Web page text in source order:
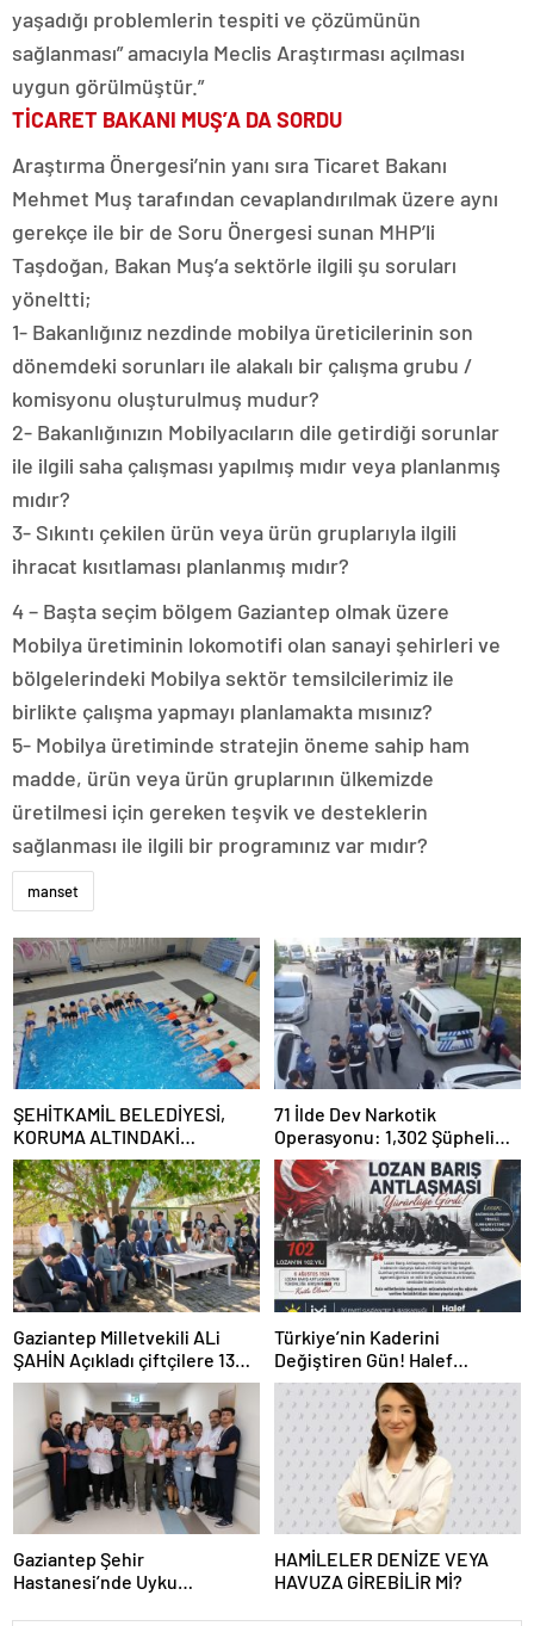
yaşadığı problemlerin tespiti ve çözümünün
sağlanması” amacıyla Meclis Araştırması açılması
uygun görülmüştür.”
TİCARET BAKANI MUŞ’A DA SORDU
Araştırma Önergesi’nin yanı sıra Ticaret Bakanı
Mehmet Muş tarafından cevaplandırılmak üzere aynı
gerekçe ile bir de Soru Önergesi sunan MHP’li
Taşdoğan, Bakan Muş’a sektörle ilgili şu soruları
yöneltti;
1- Bakanlığınız nezdinde mobilya üreticilerinin son
dönemdeki sorunları ile alakalı bir çalışma grubu /
komisyonu oluşturulmuş mudur?
2- Bakanlığınızın Mobilyacıların dile getirdiği sorunlar
ile ilgili saha çalışması yapılmış mıdır veya planlanmış
mıdır?
3- Sıkıntı çekilen ürün veya ürün gruplarıyla ilgili
ihracat kısıtlaması planlanmış mıdır?
4 – Başta seçim bölgem Gaziantep olmak üzere
Mobilya üretiminin lokomotifi olan sanayi şehirleri ve
bölgelerindeki Mobilya sektör temsilcilerimiz ile
birlikte çalışma yapmayı planlamakta mısınız?
5- Mobilya üretiminde stratejin öneme sahip ham
madde, ürün veya ürün gruplarının ülkemizde
üretilmesi için gereken teşvik ve desteklerin
sağlanması ile ilgili bir programınız var mıdır?
manset
ŞEHİTKAMİL BELEDİYESİ,
KORUMA ALTINDAKİ
ÇOCUKLARI SPORLA
BULUŞTURUYOR
71 İlde Dev Narkotik
Operasyonu: 1,302 Şüpheli
Yakalandı, 844 Tutuklama
Gaziantep Milletvekili ALi
ŞAHİN Açıkladı çiftçilere 132
Milyon TL acil destek!
Türkiye’nin Kaderini
Değiştiren Gün! Halef
Bilgiç’ten Lozan’ın Yıl
Dönümünde Anlamlı Mesaj!
Gaziantep Şehir
Hastanesi’nde Uyku
HAMİLELER DENİZE VEYA
HAVUZA GİREBİLİR Mİ?